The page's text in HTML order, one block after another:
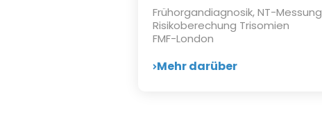
Frühorgandiagnosik, NT-Messung
Risikoberechung Trisomien
FMF-London
Mehr darüber